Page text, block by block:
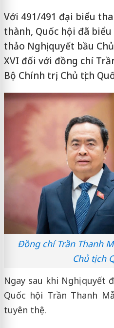
Với 491/491 đại biểu
thành, Quốc hội đã
thảo Nghị quyết bầu
XVI đối với đồng chí
Bộ Chính trị, Chủ tịch
Đồng chí Trần Thanh
Chủ tịch
Ngay sau khi Nghị quyết
Quốc hội Trần Thanh
tuyên thệ.